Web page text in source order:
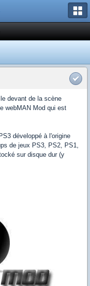
devant de la scène
webMAN Mod qui est
développé à l'origine
de jeux PS3, PS2, PS1,
sur disque dur (y